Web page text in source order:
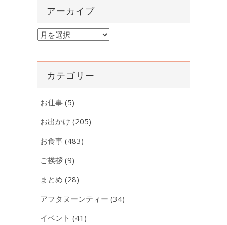
アーカイブ
ア
カ
カテゴリー
お仕事 (5)
お出かけ (205)
お食事 (483)
ご挨拶 (9)
まとめ (28)
アフタヌーンティー (34)
イベント (41)